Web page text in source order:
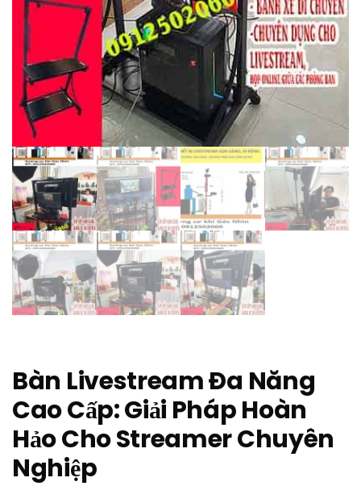
Bàn Livestream Đa Năng
Cao Cấp: Giải Pháp Hoàn
Hảo Cho Streamer Chuyên
Nghiệp